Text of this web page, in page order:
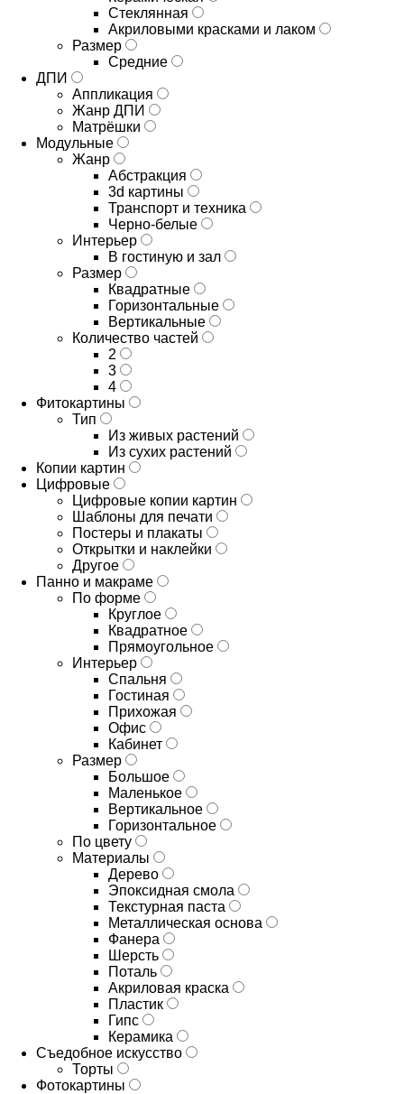
Стеклянная
Акриловыми красками и лаком
Размер
Средние
ДПИ
Аппликация
Жанр ДПИ
Матрёшки
Модульные
Жанр
Абстракция
3d картины
Транспорт и техника
Черно-белые
Интерьер
В гостиную и зал
Размер
Квадратные
Горизонтальные
Вертикальные
Количество частей
2
3
4
Фитокартины
Тип
Из живых растений
Из сухих растений
Копии картин
Цифровые
Цифровые копии картин
Шаблоны для печати
Постеры и плакаты
Открытки и наклейки
Другое
Панно и макраме
По форме
Круглое
Квадратное
Прямоугольное
Интерьер
Спальня
Гостиная
Прихожая
Офис
Кабинет
Размер
Большое
Маленькое
Вертикальное
Горизонтальное
По цвету
Материалы
Дерево
Эпоксидная смола
Текстурная паста
Металлическая основа
Фанера
Шерсть
Поталь
Акриловая краска
Пластик
Гипс
Керамика
Съедобное искусство
Торты
Фотокартины